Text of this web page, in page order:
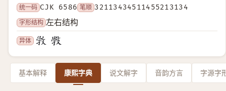
统一码 CJK 6586 笔顺 32113434511455213134
字形结构 左右结构
异体
基本解释 康熙字典 说文解字 音韵方言 字源字